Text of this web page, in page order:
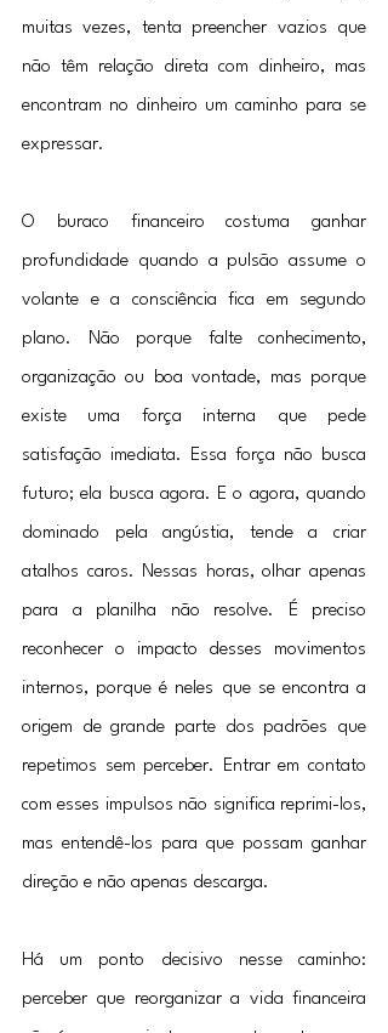
muitas vezes, tenta preencher vazios que
não têm relação direta com dinheiro, mas
encontram no dinheiro um caminho para se
expressar.
O buraco financeiro costuma ganhar
profundidade quando a pulsão assume o
volante e a consciência fica em segundo
plano. Não porque falte conhecimento,
organização ou boa vontade, mas porque
existe uma força interna que pede
satisfação imediata. Essa força não busca
futuro; ela busca agora. E o agora, quando
dominado pela angústia, tende a criar
atalhos caros. Nessas horas, olhar apenas
para a planilha não resolve. É preciso
reconhecer o impacto desses movimentos
internos, porque é neles que se encontra a
origem de grande parte dos padrões que
repetimos sem perceber. Entrar em contato
com esses impulsos não significa reprimi-los,
mas entendê-los para que possam ganhar
direção e não apenas descarga.
Há um ponto decisivo nesse caminho:
perceber que reorganizar a vida financeira